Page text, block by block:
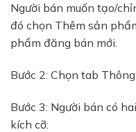
Người bán muốn tạo/
đó chọn Thêm sản
phẩm đăng bán mới.
Bước 2: Chọn tab
Bước 3: Người bán có
kích cỡ: